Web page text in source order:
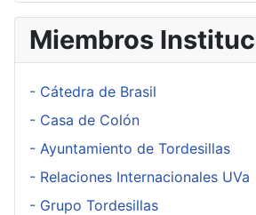
Miembros
- Cátedra de Brasil
- Casa de Colón
- Ayuntamiento de Tordesillas
- Relaciones Internacionales UVa
- Grupo Tordesillas